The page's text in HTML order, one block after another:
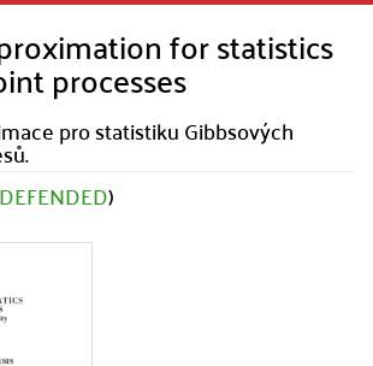
for statistics
processes
pro statistiku Gibbsových
DEFENDED)